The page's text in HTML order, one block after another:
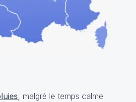
, malgré le temps calme